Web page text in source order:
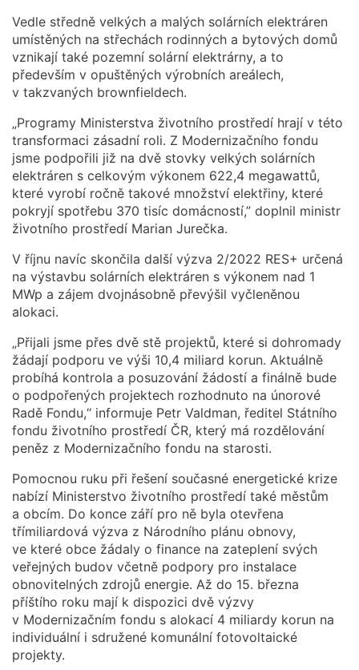
Vedle středně velkých a malých solárních elektráren
umístěných na střechách rodinných a bytových domů
vznikají také pozemní solární elektrárny, a to
především v opuštěných výrobních areálech,
v takzvaných brownfieldech.
„Programy Ministerstva životního prostředí hrají v této
transformaci zásadní roli. Z Modernizačního fondu
jsme podpořili již na dvě stovky velkých solárních
elektráren s celkovým výkonem 622,4 megawattů,
které vyrobí ročně takové množství elektřiny, které
pokryjí spotřebu 370 tisíc domácností,” doplnil ministr
životního prostředí Marian Jurečka.
V říjnu navíc skončila další výzva 2/2022 RES+ určená
na výstavbu solárních elektráren s výkonem nad 1
MWp a zájem dvojnásobně převýšil vyčleněnou
alokaci.
„Přijali jsme přes dvě stě projektů, které si dohromady
žádají podporu ve výši 10,4 miliard korun. Aktuálně
probíhá kontrola a posuzování žádostí a finálně bude
o podpořených projektech rozhodnuto na únorové
Radě Fondu,“ informuje Petr Valdman, ředitel Státního
fondu životního prostředí ČR, který má rozdělování
peněz z Modernizačního fondu na starosti.
Pomocnou ruku při řešení současné energetické krize
nabízí Ministerstvo životního prostředí také městům
a obcím. Do konce září pro ně byla otevřena
třímiliardová výzva z Národního plánu obnovy,
ve které obce žádaly o finance na zateplení svých
veřejných budov včetně podpory pro instalace
obnovitelných zdrojů energie. Až do 15. března
příštího roku mají k dispozici dvě výzvy
v Modernizačním fondu s alokací 4 miliardy korun na
individuální i sdružené komunální fotovoltaické
projekty.